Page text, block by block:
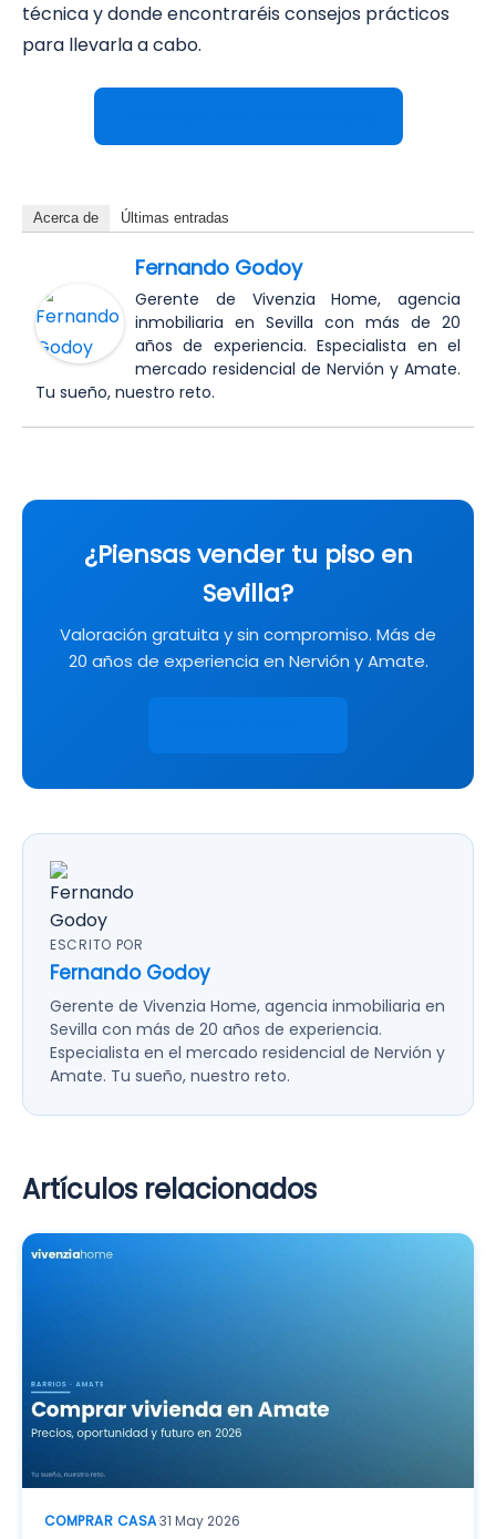
técnica y donde encontraréis consejos prácticos
para llevarla a cabo.
Acerca de Últimas entradas
Fernando Godoy
Gerente de Vivenzia Home, agencia
inmobiliaria en Sevilla con más de 20
años de experiencia. Especialista en el
mercado residencial de Nervión y Amate.
Tu sueño, nuestro reto.
¿Piensas vender tu piso en
Sevilla?
Valoración gratuita y sin compromiso. Más de
20 años de experiencia en Nervión y Amate.
ESCRITO POR
Fernando Godoy
Gerente de Vivenzia Home, agencia inmobiliaria en
Sevilla con más de 20 años de experiencia.
Especialista en el mercado residencial de Nervión y
Amate. Tu sueño, nuestro reto.
Artículos relacionados
COMPRAR CASA·31 May 2026